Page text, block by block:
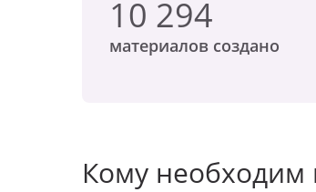
10 294
материалов создано
Кому необходим